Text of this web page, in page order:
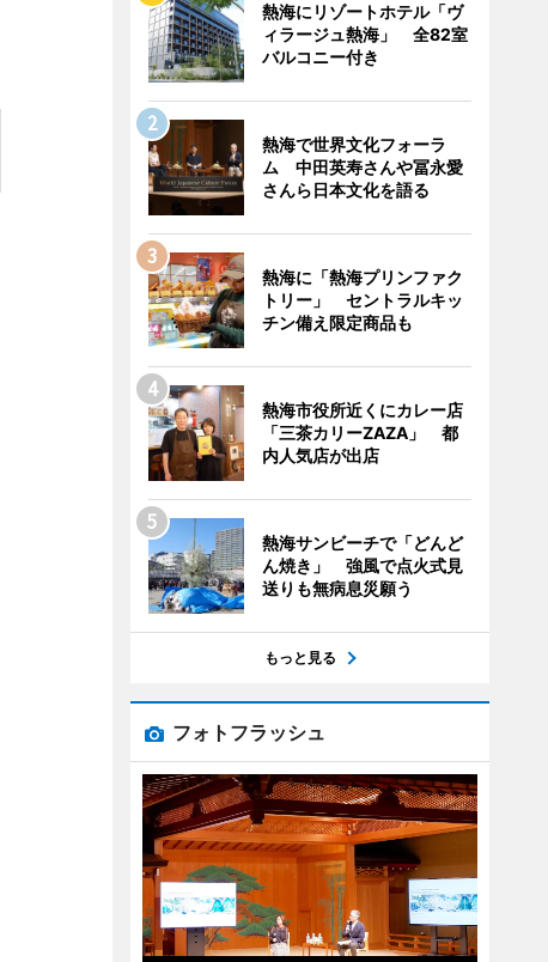
熱海にリゾートホテル「ヴ
ィラージュ熱海」 全82室
バルコニー付き
熱海で世界文化フォーラ
ム 中田英寿さんや冨永愛
さんら日本文化を語る
熱海に「熱海プリンファク
トリー」 セントラルキッ
チン備え限定商品も
熱海市役所近くにカレー店
「三茶カリーZAZA」 都
内人気店が出店
熱海サンビーチで「どんど
ん焼き」 強風で点火式見
送りも無病息災願う
もっと見る
フォトフラッシュ